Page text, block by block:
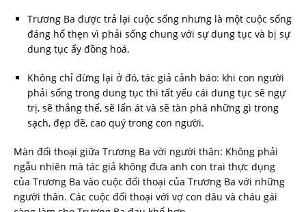
Trương Ba được trả lại cuộc sống nhưng là một cuộc sống
đáng hổ thẹn vì phải sống chung với sự dung tục và bị sự
dung tục ấy đồng hoá.
Không chỉ đừng lại ở đó, tác giả cảnh báo: khi con người
phải sống trong dung tục thì tất yếu cái dung tục sẽ ngự
trị, sẽ thắng thế, sẽ lấn át và sẽ tàn phá những gì trong
sạch, đẹp đẽ, cao quý trong con người.
Màn đối thoại giữa Trương Ba với người thân: Không phải
ngẫu nhiên mà tác giả không đưa anh con trai thực dụng
của Trương Ba vào cuộc đối thoại của Trương Ba với những
người thân. Các cuộc đối thoại với vợ con dâu và cháu gái